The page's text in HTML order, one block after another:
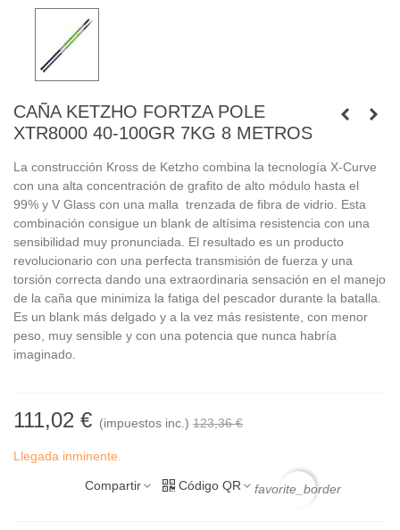
CAÑA KETZHO FORTZA POLE
XTR8000 40-100GR 7KG 8 METROS
La construcción Kross de Ketzho combina la tecnología X-Curve
con una alta concentración de grafito de alto módulo hasta el
99% y V Glass con una malla trenzada de fibra de vidrio. Esta
combinación consigue un blank de altísima resistencia con una
sensibilidad muy pronunciada. El resultado es un producto
revolucionario con una perfecta transmisión de fuerza y una
torsión correcta dando una extraordinaria sensación en el manejo
de la caña que minimiza la fatiga del pescador durante la batalla.
Es un blank más delgado y a la vez más resistente, con menor
peso, muy sensible y con una potencia que nunca habría
imaginado.
111,02 € (impuestos inc.) 123,36 €
Llegada inminente.
Compartir Código QR favorite_border